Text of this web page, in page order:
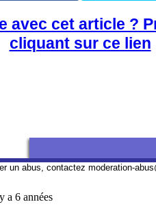
avec cet article ?
cliquant sur ce lien
un abus, contactez moderation-